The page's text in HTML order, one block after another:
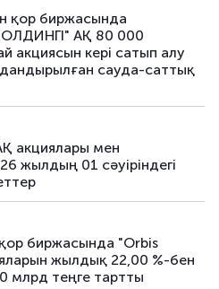
қор биржасында
АҚ 80 000
акциясын кері сатып алу
сауда-саттық
акциялары мен
жылдың 01 сәуіріндегі
қор биржасында "Orbis
жылдық 22,00 %-бен
млрд теңге тартты